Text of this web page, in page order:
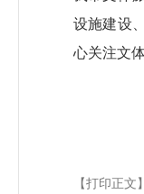
设施建设
心关注文
【打印正文】